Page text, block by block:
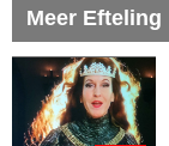
Meer Efteling